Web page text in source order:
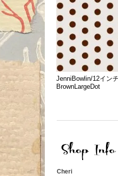
JenniBowlin/12イン
BrownLargeDot
Cheri